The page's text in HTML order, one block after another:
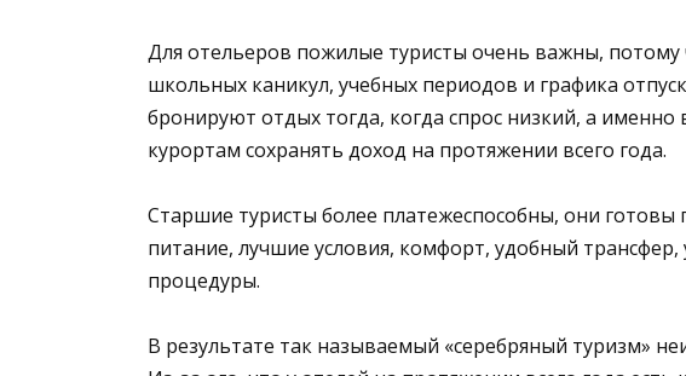
Для отельеров пожилые туристы очень важны, потому
школьных каникул, учебных периодов и графика
бронируют отдых тогда, когда спрос низкий, а именно
курортам сохранять доход на протяжении всего года.
Старшие туристы более платежеспособны, они готовы
питание, лучшие условия, комфорт, удобный
процедуры.
В результате так называемый «серебряный туризм»